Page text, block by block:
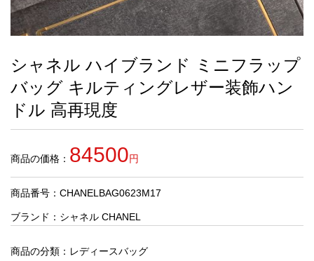
製
品
お
す
す
め
商
人
気
商
シャネル ハイブランド ミニフラップ
バッグ キルティングレザー装飾ハン
ドル 高再現度
商品の価格： 84500円
商品番号：CHANELBAG0623M17
ブランド： シャネル CHANEL
商品の分類： レディースバッグ